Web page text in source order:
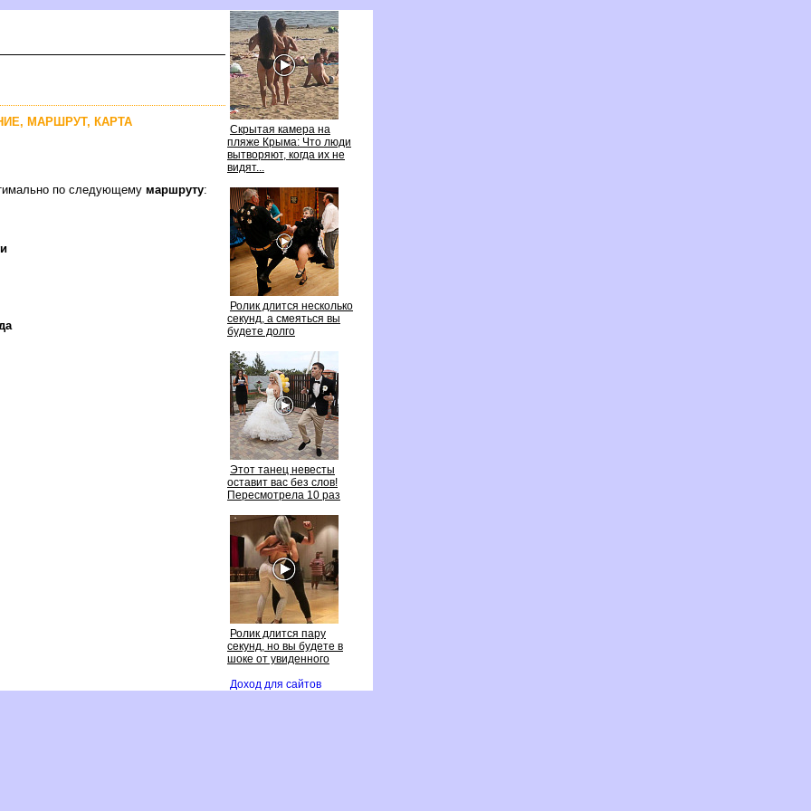
Скрытая камера на
пляже Крыма: Что люди
ытворяют, когда их не
идят...
Ролик длится несколько
секунд, а смеяться вы
удете долго
Этот танец невесты
оставит вас без слов!
Пересмотрела 10 раз
Ролик длится пару
секунд, но вы будете
шоке от увиденного
Доход для сайто
МАРШРУТ, КАРТА
по следующему маршруту: